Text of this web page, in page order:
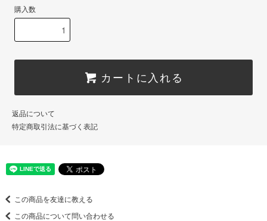
購入数
カートに入れる
返品について
特定商取引法に基づく表記
この商品を友達に教える
この商品について問い合わせる